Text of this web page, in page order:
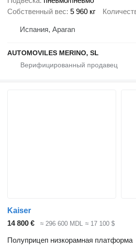
Собственный вес 5 960 кг
Испания, Aparan
AUTOMOVILES MERINO, SL
Kaiser
14 800 €
≈ 296 600 MDL ≈ 17 100 $
Полуприцеп низкорамная платформа